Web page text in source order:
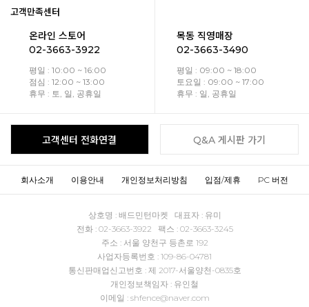
고객만족센터
온라인 스토어
02-3663-3922
평일 : 10:00 ~ 16:00
점심 : 12:00 ~ 13:00
휴무 : 토, 일, 공휴일
목동 직영매장
02-3663-3490
평일 : 09:00 ~ 18:00
토요일 : 09:00 ~ 17:00
휴무 : 일, 공휴일
고객센터 전화연결 Q&A 게시판 가기
회사소개 이용안내 개인정보처리방침 입점/제휴 PC 버전
상호명 : 배드민턴마켓 대표자 : 유미
전화 : 02-3663-3922 팩스 : 02-3663-3245
주소 : 서울 양천구 등촌로 192
사업자등록번호 : 109-86-04781
통신판매업신고번호 : 제 2017-서울양천-0835호
개인정보책임자 : 유인철
이메일 : shfence@naver.com